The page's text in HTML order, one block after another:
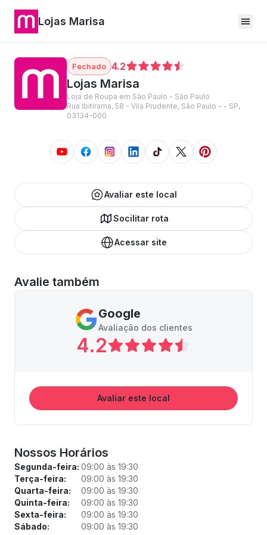
Lojas Marisa
4.2
Lojas Marisa
Loja de Roupa em São Paulo - São Paulo
Rua Ibitirama, 58 - Vila Prudente, São Paulo - - SP,
03134-000
Avaliar este local
Socilitar rota
Acessar site
Avalie também
Google
Avaliação dos clientes
4.2
Avaliar este local
Nossos Horários
Segunda-feira: 09:00 às 19:30
Terça-feira:
09:00 às 19:30
Quarta-feira:
09:00 às 19:30
Quinta-feira:
09:00 às 19:30
Sexta-feira:
09:00 às 19:30
Sábado:
09:00 às 19:30